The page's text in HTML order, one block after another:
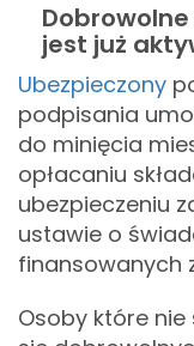
jest już
Ubezpieczony
podpisania
do minięcia
opłacaniu
ubezpieczeniu
ustawie o
finansowanych
Osoby które